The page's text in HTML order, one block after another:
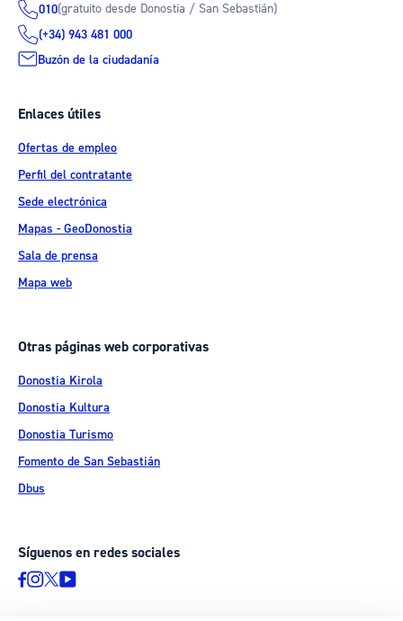
010(gratuito desde Donostia / San Sebastián)
(+34) 943 481 000
Buzón de la ciudadanía
Enlaces útiles
Ofertas de empleo
Perfil del contratante
Sede electrónica
Mapas - GeoDonostia
Sala de prensa
Mapa web
Otras páginas web corporativas
Donostia Kirola
Donostia Kultura
Donostia Turismo
Fomento de San Sebastián
Dbus
Síguenos en redes sociales